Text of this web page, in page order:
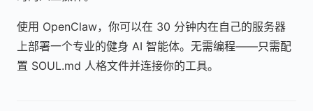
使用 OpenClaw，你可以在 30 分钟内在自己的服务器
上部署一个专业的健身 AI 智能体。无需编程——只需配
置 SOUL.md 人格文件并连接你的工具。